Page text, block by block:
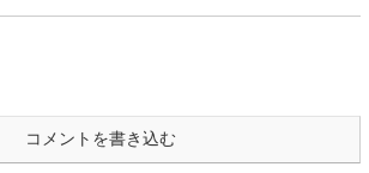
コメントを書き込む